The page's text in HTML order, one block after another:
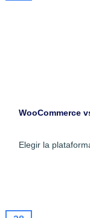
WooCommerce
Elegir la